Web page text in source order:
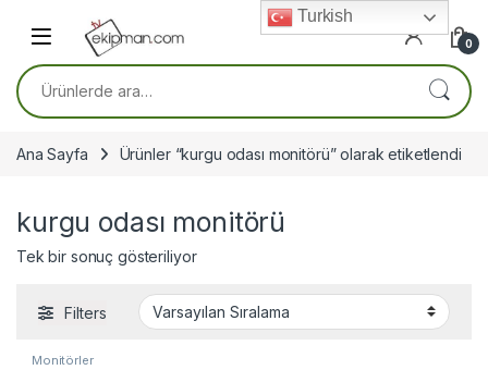
0
Ara:
Ana Sayfa Ürünler “kurgu odası monitörü” olarak etiketlendi
kurgu odası monitörü
Tek bir sonuç gösteriliyor
Filters
Monitörler
Turkish